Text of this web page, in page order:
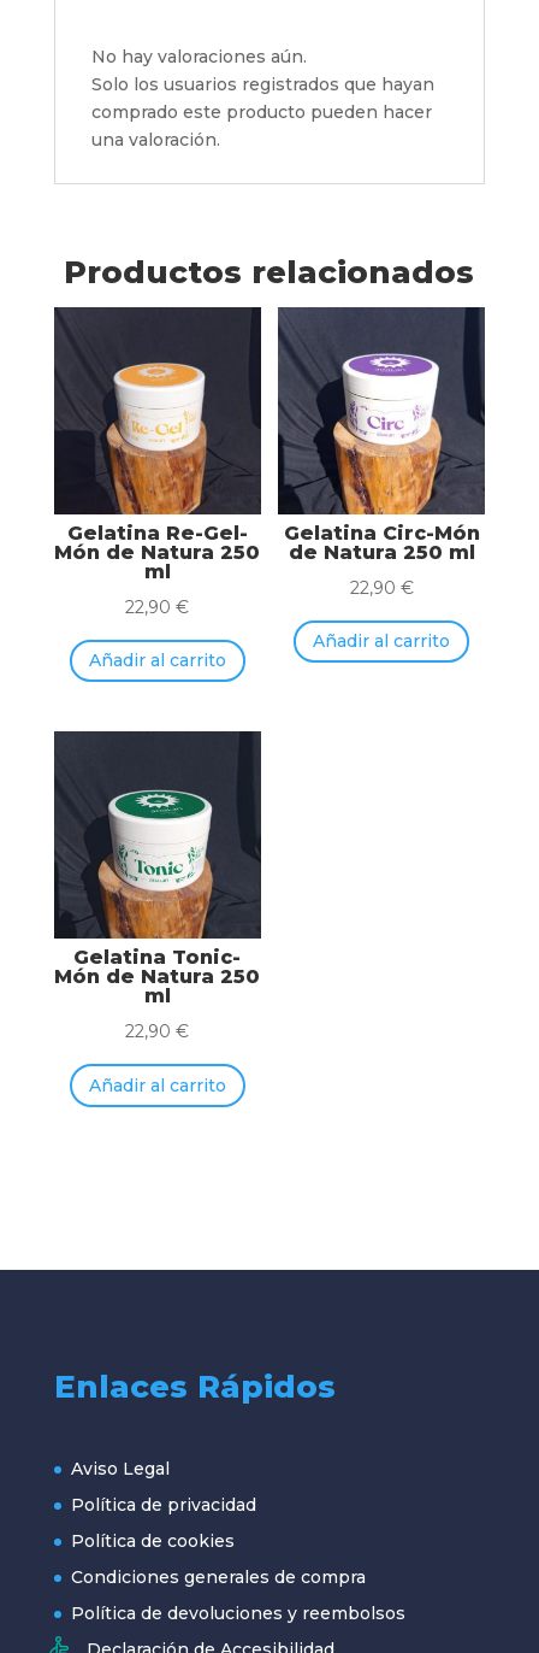
No hay valoraciones aún.
Solo los usuarios registrados que hayan
comprado este producto pueden hacer
una valoración.
Productos relacionados
Gelatina Re-Gel-
Món de Natura 250
ml
22,90€
Añadir al carrito
Gelatina Circ-Món
de Natura 250 ml
22,90 €
Añadir al carrito
Gelatina Tonic-
Món de Natura 250
ml
22,90€
Añadir al carrito
Enlaces Rápidos
Aviso Legal
Política de privacidad
Política de cookies
Condiciones generales de compra
Política de devoluciones y reembolsos